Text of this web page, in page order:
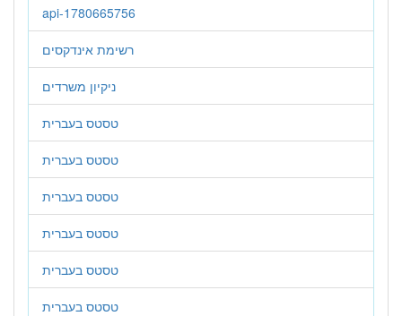
api-1780665756
רשימת אינדקסים
ניקיון משרדים
טסטס בעברית
טסטס בעברית
טסטס בעברית
טסטס בעברית
טסטס בעברית
טסטס בעברית